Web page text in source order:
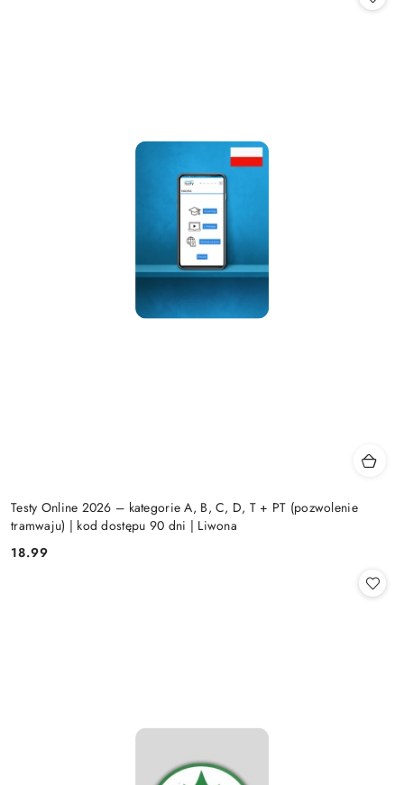
Testy Online 2026 – kategorie A, B, C, D, T + PT (pozwolenie
tramwaju) | kod dostępu 90 dni | Liwona
Cena:
18.99